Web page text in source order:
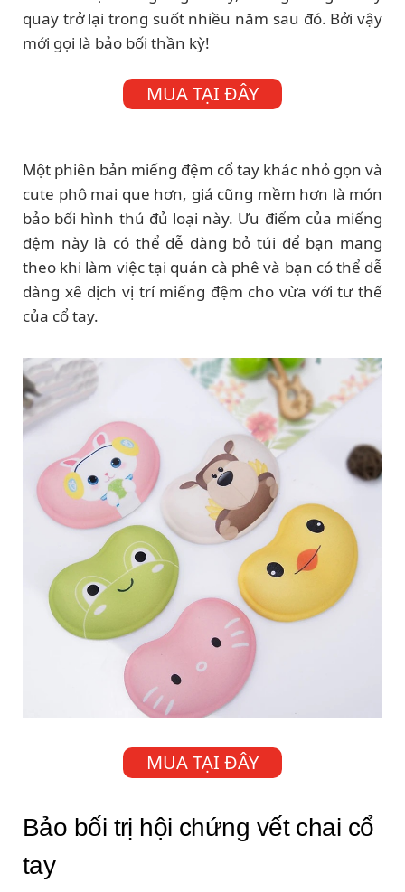
quay trở lại trong suốt nhiều năm sau đó. Bởi vậy
mới gọi là bảo bối thần kỳ!
MUA TẠI ĐÂY
Một phiên bản miếng đệm cổ tay khác nhỏ gọn và
cute phô mai que hơn, giá cũng mềm hơn là món
bảo bối hình thú đủ loại này. Ưu điểm của miếng
đệm này là có thể dễ dàng bỏ túi để bạn mang
theo khi làm việc tại quán cà phê và bạn có thể dễ
dàng xê dịch vị trí miếng đệm cho vừa với tư thế
của cổ tay.
MUA TẠI ĐÂY
Bảo bối trị hội chứng vết chai cổ
tay